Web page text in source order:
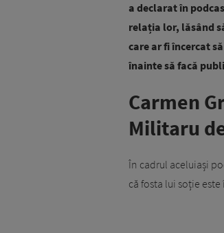
a declarat în
relația lor, lăsând
care ar fi încercat
înainte să facă
Carmen
Militaru
În cadrul aceluiași
că fosta lui soție